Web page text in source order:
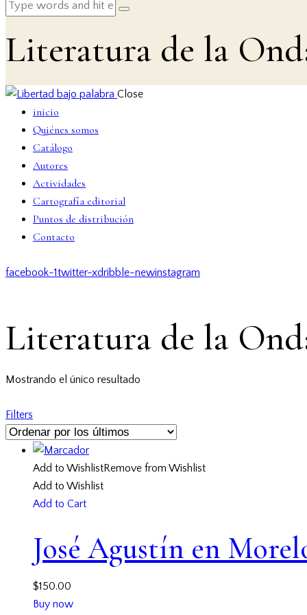
Literatura de la
Close
inicio
Quiénes somos
Catálogo
Autores
Actividades
Cartografía editorial
Puntos de distribución
Contacto
facebook-1twitter-xdribble-newinstagram
Literatura de la
Mostrando el único resultado
Filters
Add to WishlistRemove from Wishlist
Add to Wishlist
Add to Cart
José Agustín en
$150.00
Buy now